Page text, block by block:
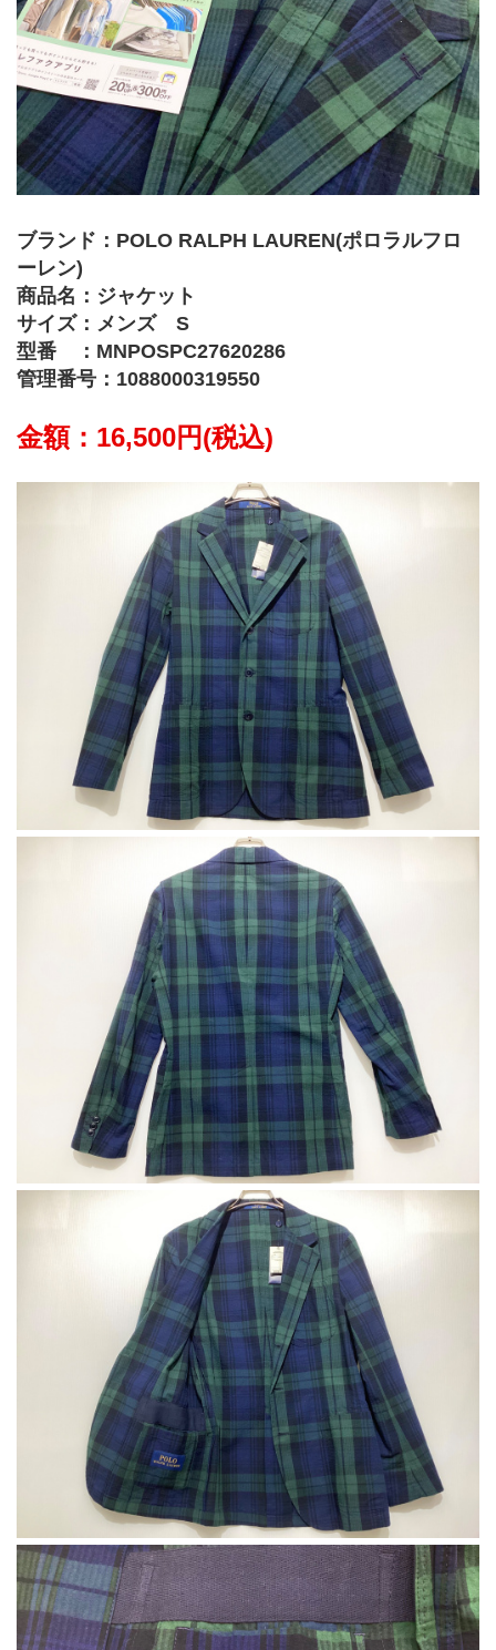
ブランド：POLO RALPH LAUREN(ポロラルフロ
ーレン)
商品名：ジャケット
サイズ：メンズ　S
型番　：MNPOSPC27620286
管理番号：1088000319550
金額：16,500円(税込)